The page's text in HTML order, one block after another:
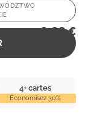
2,99€
4+ cartes
Économisez 30%